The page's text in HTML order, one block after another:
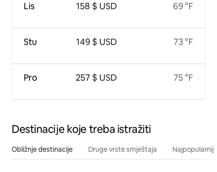
Lis
Stu
Pro
158 $ USD
149 $ USD
257 $ USD
69 °F
73 °F
75 °F
Destinacije koje treba istražiti
Obližnje destinacije Druge vrste smještaja